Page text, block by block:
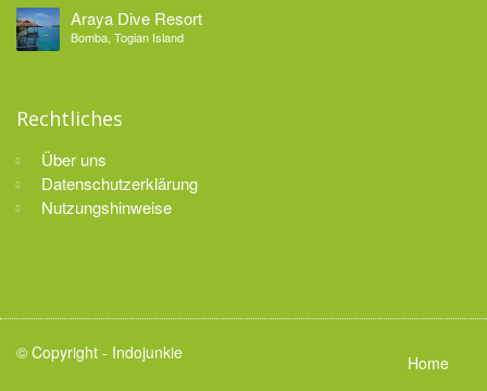
Araya Dive Resort
Bomba, Togian Island
Rechtliches
Über uns
Datenschutzerklärung
Nutzungshinweise
© Copyright - Indojunkie Home